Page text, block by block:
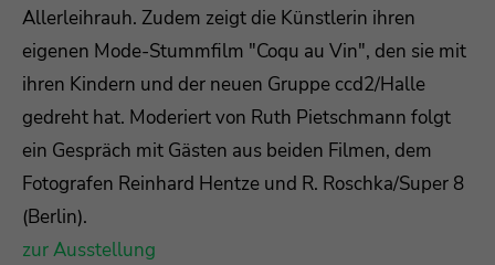
Allerleihrauh. Zudem zeigt die Künstlerin ihren
eigenen Mode-Stummfilm "Coqu au Vin", den sie mit
ihren Kindern und der neuen Gruppe ccd2/Halle
gedreht hat. Moderiert von Ruth Pietschmann folgt
ein Gespräch mit Gästen aus beiden Filmen, dem
Fotografen Reinhard Hentze und R. Roschka/Super 8
(Berlin).
zur Ausstellung